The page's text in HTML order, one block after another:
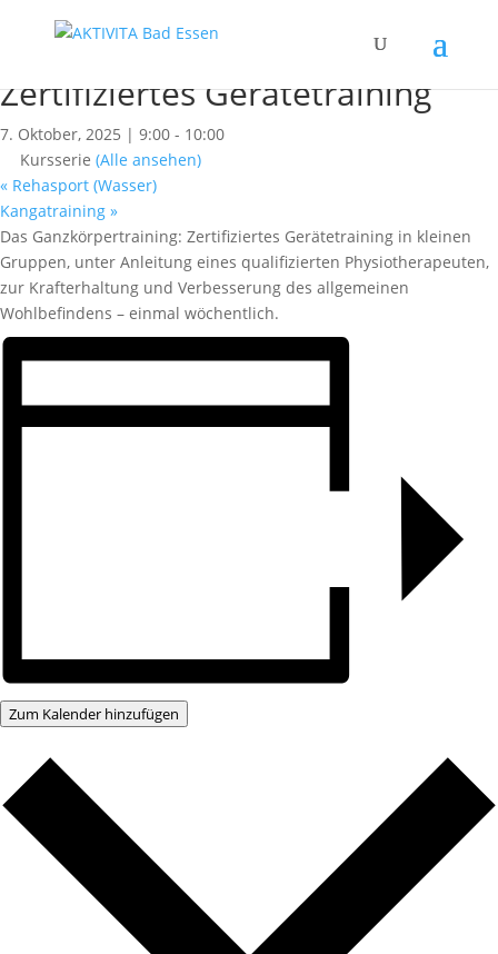
« Alle Kurse
Zertifiziertes Gerätetraining
7. Oktober, 2025 | 9:00 - 10:00
Kursserie (Alle ansehen)
« Rehasport (Wasser)
Kangatraining »
Das Ganzkörpertraining: Zertifiziertes Gerätetraining in kleinen
Gruppen, unter Anleitung eines qualifizierten Physiotherapeuten,
zur Krafterhaltung und Verbesserung des allgemeinen
Wohlbefindens – einmal wöchentlich.
Zum Kalender hinzufügen